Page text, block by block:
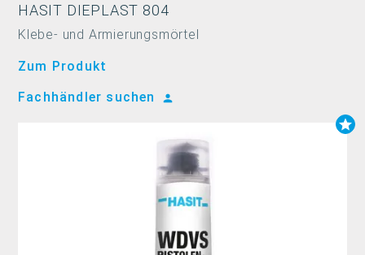
HASIT DIEPLAST 804
Klebe- und Armierungsmörtel
Zum Produkt
Fachhändler suchen